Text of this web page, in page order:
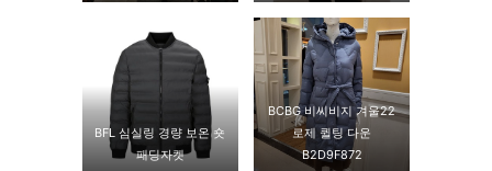
BFL 심실링 경량 보온 숏
패딩자켓
BCBG 비씨비지 겨울22
로제 퀼팅 다운
B2D9F872